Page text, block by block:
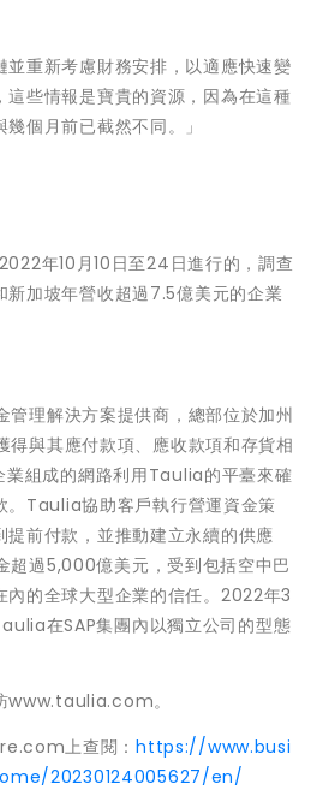
並重新考慮財務安排，以適應快速變
些情報是寶貴的資源，因為在這種
個月前已截然不同。」
年10月10日至24日進行的，調查
新加坡年營收超過7.5億美元的企業
理解決方案提供商，總部位於加州
與其應付款項、應收款項和存貨相
組成的網路利用Taulia的平臺來確
。Taulia協助客戶執行營運資金策
前付款，並推動建立永續的供應
過5,000億美元，受到包括空中巴
內的全球大型企業的信任。2022年3
在SAP集團內以獨立公司的型態
www.taulia.com。
上查閱：https://www.busi
20230124005627/en/